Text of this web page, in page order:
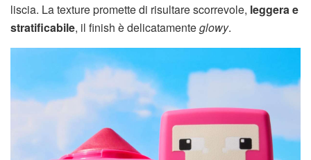
liscia. La texture promette di risultare scorrevole, leggera e
stratificabile, il finish è delicatamenteglowy.